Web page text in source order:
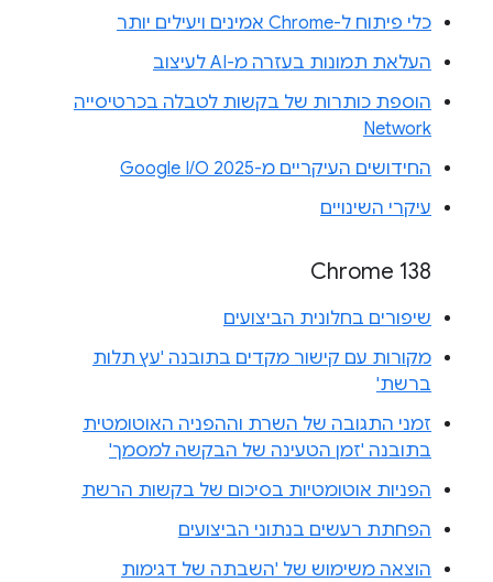
כלי פיתוח ל-Chrome אמינים ויעילים יותר
העלאת תמונות בעזרה מ-AI לעיצוב
הוספת כותרות של בקשות לטבלה בכרטיסייה
Network
החידושים העיקריים מ-Google I/O 2025
עיקרי השינויים
Chrome 138
שיפורים בחלונית הביצועים
מקורות עם קישור מקדים בתובנה 'עץ תלות
ברשת'
זמני התגובה של השרת וההפניה האוטומטית
בתובנה 'זמן הטעינה של הבקשה למסמך'
הפניות אוטומטיות בסיכום של בקשות הרשת
הפחתת רעשים בנתוני הביצועים
הוצאה משימוש של 'השבתה של דגימות